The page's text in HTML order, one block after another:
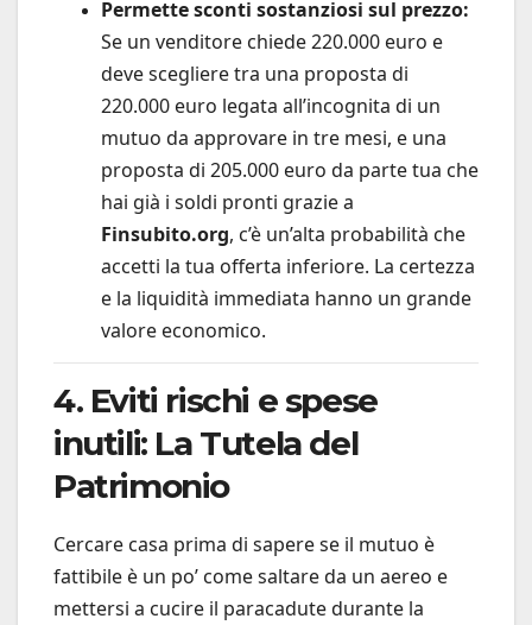
Permette sconti sostanziosi sul prezzo:
Se un venditore chiede 220.000 euro e
deve scegliere tra una proposta di
220.000 euro legata all’incognita di un
mutuo da approvare in tre mesi, e una
proposta di 205.000 euro da parte tua che
hai già i soldi pronti grazie a
Finsubito.org, c’è un’alta probabilità che
accetti la tua offerta inferiore. La certezza
e la liquidità immediata hanno un grande
valore economico.
4. Eviti rischi e spese
inutili: La Tutela del
Patrimonio
Cercare casa prima di sapere se il mutuo è
fattibile è un po’ come saltare da un aereo e
mettersi a cucire il paracadute durante la